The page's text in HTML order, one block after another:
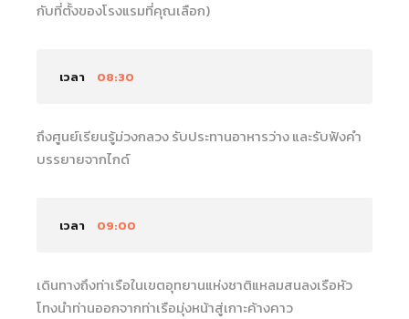
กับที่ตั้งของโรงแรมที่คุณเลือก)
เวลา 08:30
ถึงศูนย์เรียนรู้ม่วงกลวง รับประทานอาหารว่าง และรับฟังคำ
บรรยายจากไกด์
เวลา 09:00
เดินทางถึงท่าเรือในเขตอุทยานแห่งชาติแหลมสนลงเรือหัว
โทงนำท่านออกจากท่าเรือมุ่งหน้าสู่เกาะค้างคาว